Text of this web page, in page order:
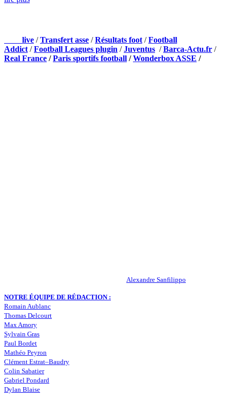
live /Transfert asse /Résultats foot /Football
Addict /Football Leagues plugin /Juventus /Barca-Actu.fr /
Real France /Paris sportifs football /Wonderbox ASSE /
Alexandre Sanfilippo
NOTRE ÉQUIPE DE RÉDACTION :
Romain Aublanc
Thomas Delcourt
Max Amory
Sylvain Gras
Paul Bordet
Mathéo Peyron
Clément Estrat–Baudry
Colin Sabatier
Gabriel Pondard
Dylan Blaise